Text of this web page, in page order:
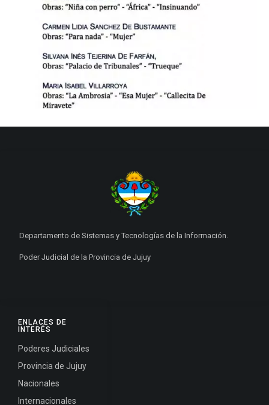
ENLACES DE
INTERÉS
Poderes Judiciales
Provincia de Jujuy
Nacionales
Internacionales
Departamento de Sistemas y Tecnologías de la Información.
Poder Judicial de la Provincia de Jujuy